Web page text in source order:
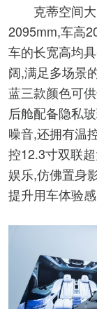
克蒂空间
2095mm,车高
车的长宽高均
阔,满足多场景
蓝三款颜色可
后舱配备隐私
噪音,还拥有温
控12.3寸双联
娱乐,仿佛置身
提升用车体验感